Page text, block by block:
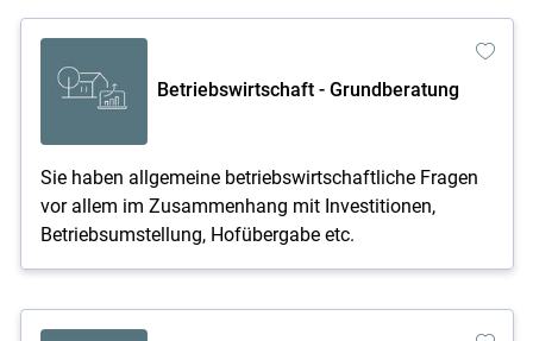
Betriebswirtschaft - Grundberatung
Sie haben allgemeine betriebswirtschaftliche Fragen
vor allem im Zusammenhang mit Investitionen,
Betriebsumstellung, Hofübergabe etc.